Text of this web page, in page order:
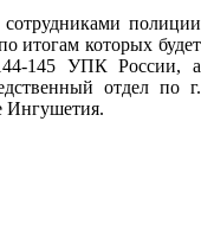
полиции
итогам которых будет
145 УПК России, а
отдел по г.
Ингушетия.